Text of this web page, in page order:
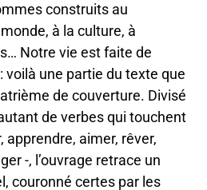
construits au
à la culture, à
Notre vie est faite de
voilà une partie du texte que
de couverture. Divisé
de verbes qui touchent
apprendre, aimer, rêver,
-, l’ouvrage retrace un
couronné certes par les